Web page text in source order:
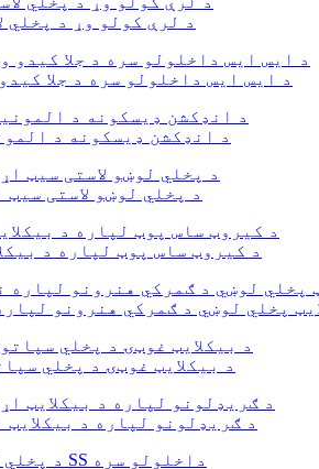
د لرې کولو وړ د پخلي
د ایس ایس داخلولو سره د جلا
د انډکشن ډیسکونه د
د پخلي لوښو لاستی سیټ
د کیروټ ساس پوټ لپاره د
پخلي لوښي د ګمرکي هنرونو
د بیکلایټ غوټۍ د پخلي
د ګریډلونو لپاره د بیکلایټ